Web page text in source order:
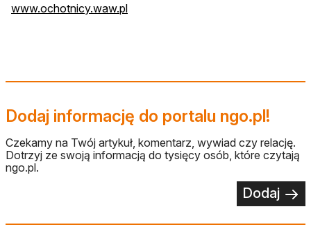
www.ochotnicy.waw.plotwiera się w nowej karcie
Dodaj informację do portalu ngo.pl!
Czekamy na Twój artykuł, komentarz, wywiad czy relację.
Dotrzyj ze swoją informacją do tysięcy osób, które czytają
ngo.pl.
Dodaj